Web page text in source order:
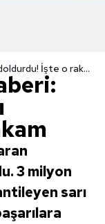
Son dakika spor haberi: Fenerbahçe kasayı doldurdu! İşte o rakam
3 milyon
sarı